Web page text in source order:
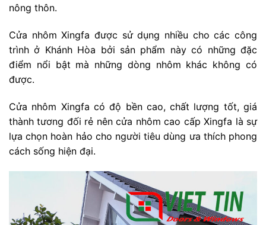
nông thôn.
Cửa nhôm Xingfa được sử dụng nhiều cho các công
trình ở Khánh Hòa bởi sản phẩm này có những đặc
điểm nổi bật mà những dòng nhôm khác không có
được.
Cửa nhôm Xingfa có độ bền cao, chất lượng tốt, giá
thành tương đối rẻ nên cửa nhôm cao cấp Xingfa là sự
lựa chọn hoàn hảo cho người tiêu dùng ưa thích phong
cách sống hiện đại.